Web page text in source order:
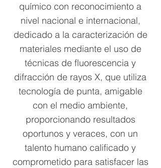
químico con reconocimiento a
nivel nacional e internacional,
dedicado a la caracterización de
materiales mediante el uso de
técnicas de fluorescencia y
difracción de rayos X, que utiliza
tecnología de punta, amigable
con el medio ambiente,
proporcionando resultados
oportunos y veraces, con un
talento humano calificado y
comprometido para satisfacer las